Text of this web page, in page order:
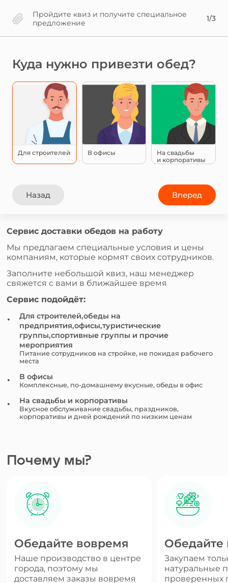
Пройдите квиз и получите специальное
предложение
1/3
Куда нужно привезти обед?
Для строителей В офисы
На свадьбы
и корпоративы
Назад Вперед
Сервис доставки обедов на работу
Мы предлагаем специальные условия и цены
компаниям, которые кормят своих сотрудников.
Заполните небольшой квиз, наш менеджер
свяжется с вами в ближайшее время
Сервис подойдёт:
Для строителей,обеды на
предприятия,офисы,туристические
группы,спортивные группы и прочие
мероприятия
Питание сотрудников на стройке, не покидая рабочего
места
В офисы
Комплексные, по-домашнему вкусные, обеды в офис
На свадьбы и корпоративы
Вкусное обслуживание свадьбы, праздников,
корпоративы и дней рождений по низким ценам
Почему мы?
Обедайте вовремя
Наше производство в центре
города, поэтому мы
доставляем заказы вовремя
Обедайте
Закупаем
натуральные
проверенных